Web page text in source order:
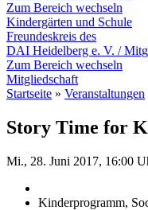
Zum Bereich wechseln
Kindergärten und Schule
Freundeskreis des
DAI Heidelberg e. V. /
Zum Bereich wechseln
Mitgliedschaft
Startseite » Veranstaltungen
Story Time for
Mi., 28. Juni 2017, 16:00
Kinderprogramm,